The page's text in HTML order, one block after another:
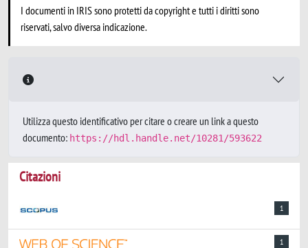
I documenti in IRIS sono protetti da copyright e tutti i diritti sono
riservati, salvo diversa indicazione.
Utilizza questo identificativo per citare o creare un link a questo
documento: https://hdl.handle.net/10281/593622
Citazioni
1
1